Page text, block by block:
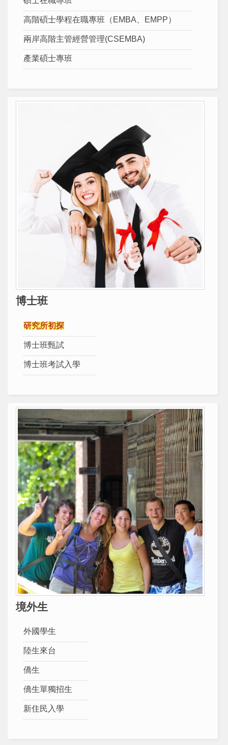
高階碩士學程在職專班（EMBA、EMPP）
兩岸高階主管經營管理(CSEMBA)
產業碩士專班
博士班
研究所初探
博士班甄試
博士班考試入學
境外生
外國學生
陸生來台
僑生
僑生單獨招生
新住民入學